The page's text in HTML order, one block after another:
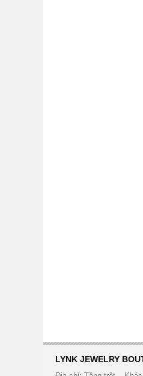
LYNK JEWELRY